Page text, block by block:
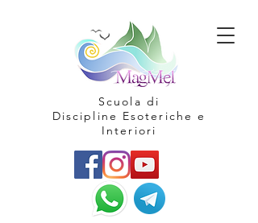
Scuola di
Discipline Esoteriche e
Interiori